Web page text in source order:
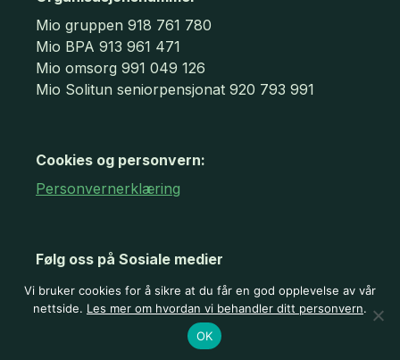
Mio gruppen 918 761 780
Mio BPA 913 961 471
Mio omsorg 991 049 126
Mio Solitun seniorpensjonat 920 793 991
Cookies og personvern:
Personvernerklæring
Følg oss på Sosiale medier
Vi bruker cookies for å sikre at du får en god opplevelse av vår
nettside. Les mer om hvordan vi behandler ditt personvern.
OK